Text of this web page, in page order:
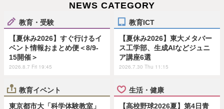
NEWS CATEGORY
教育・受験
【夏休み2026】すぐ行けるイ
ベント情報おまとめ便＜8/9-
15開催＞
2026.8.7 Fri 19:45
教育ICT
【夏休み2026】東大メタバー
ス工学部、生成AIなどジュニ
ア講座6選
2026.7.30 Thu 11:15
教育イベント
東京都市大「科学体験教室」
生活・健康
【高校野球2026夏】第4日青